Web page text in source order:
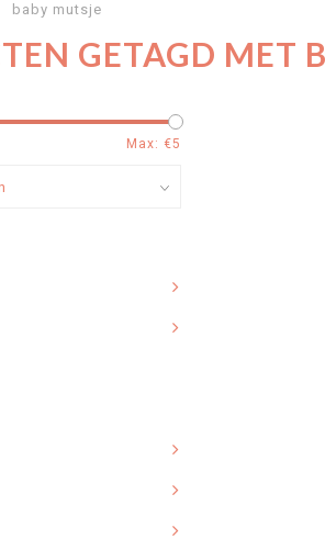
baby mutsje
GETAGD MET
Max: €5